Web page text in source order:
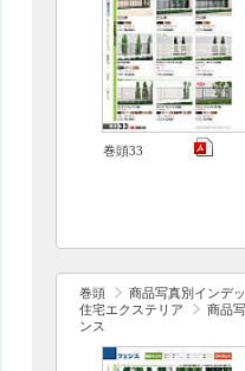
巻頭33
巻頭
商品写真別インデ
住宅エクステリア
商品
ンス